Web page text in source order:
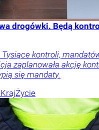
drogówki. Będą
kontroli,
zaplanowała akcję
się mandaty.
KrajŻycie